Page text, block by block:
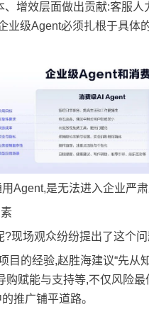
、增效层面做出贡献:客服
业级Agent必须扎根于具体
Agent,是无法进入企业严
?现场观众纷纷提出了这个
目的经验,赵胜海建议“先
赋能与支持等,不仅风险
推广铺平道路。